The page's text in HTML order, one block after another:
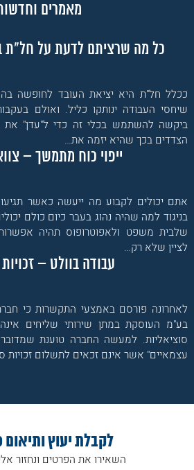
מאמרים
כל מה שרציתם לדעת על חל"ת
ככלל חל"ת היא יציאת העובד לחופשה
שיחסי העבודה ינותקו כליל. ואולם
ביקשה להשתמש בכלי זה כדי ל"עדן" את
הצדדים בכך שהיא יזמה את…
ייפוי כוח מתמשך –
אתם יכולים לקבוע מה ייעשה כאשר
בניגוד למה שהיה נהוג בעבר כיום כולם
שלבית משפט ולאפוטרופוס תהיה
לציין שלא רק…
עבודה בוולט –
לאחרונה פורסם באמצעי התקשרות כי
בע"מ העוסקת במתן שירותי שליחים
סוציאליות. למעשה החברה טוענת שמדובר
עצמאיים" אשר אינם זכאים לתשלום זכויות
לקבלת יעוץ
השאירו את הפרטים ונחזור